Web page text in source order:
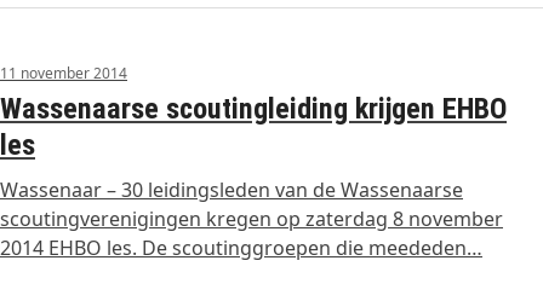
11 november 2014
Wassenaarse scoutingleiding krijgen EHBO
les
Wassenaar – 30 leidingsleden van de Wassenaarse
scoutingverenigingen kregen op zaterdag 8 november
2014 EHBO les. De scoutinggroepen die meededen…